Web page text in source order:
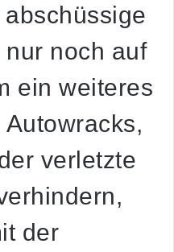
noch auf
ein weiteres
verletzte
der